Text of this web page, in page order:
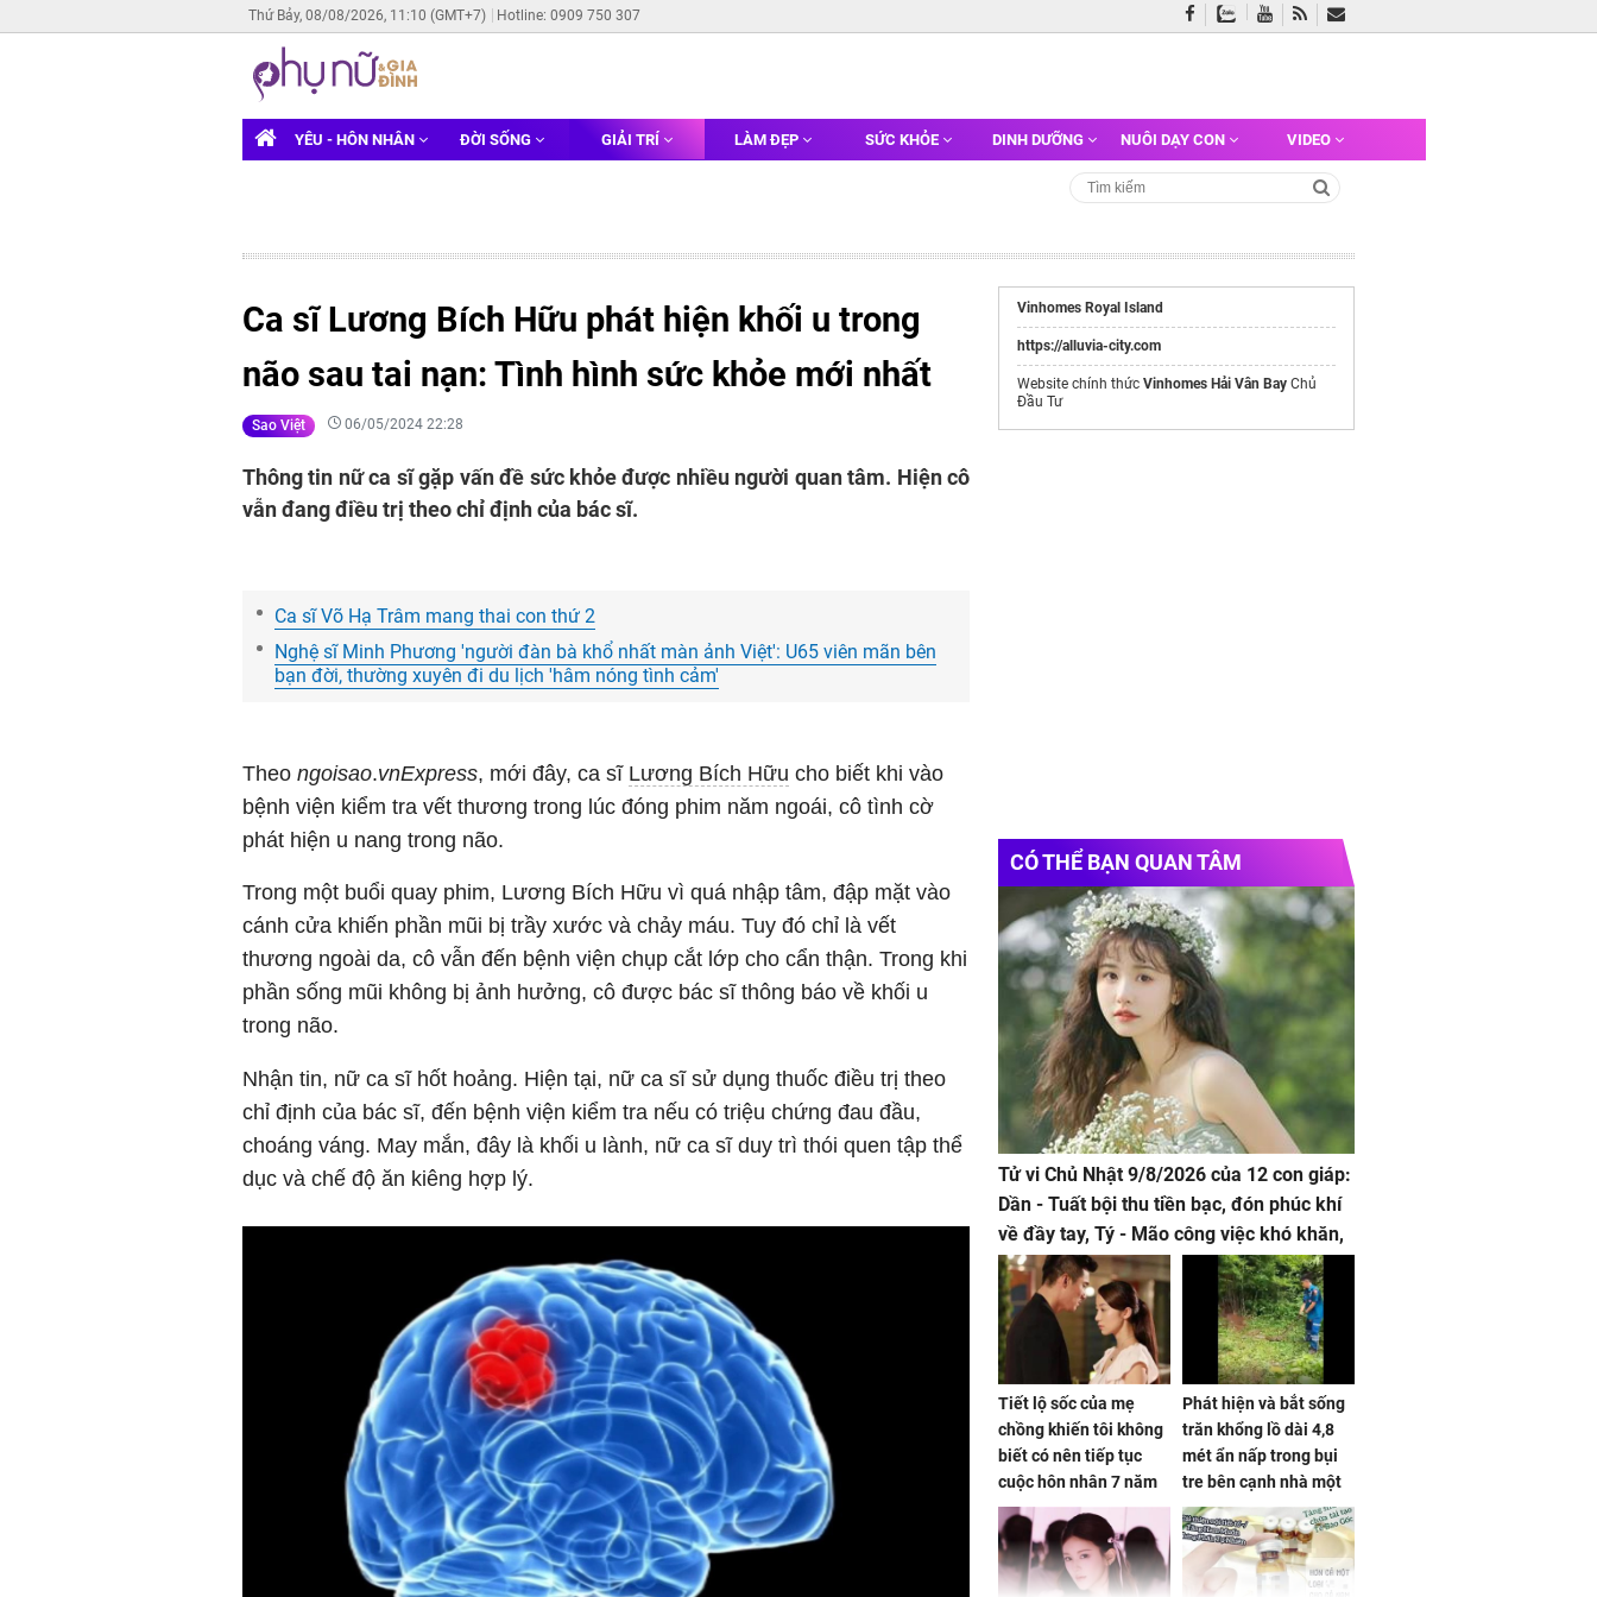
Thứ Bảy, 08/08/2026, 11:10 (GMT+7) Hotline: 0909 750 307
YÊU - HÔN NHÂN ĐỜI SỐNG GIẢI TRÍ LÀM ĐẸP SỨC KHỎE DINH DƯỠNG NUÔI DẠY CON VIDEO
Ca sĩ Lương Bích Hữu phát hiện khối u trong
não sau tai nạn: Tình hình sức khỏe mới nhất
Sao Việt 06/05/2024 22:28
Thông tin nữ ca sĩ gặp vấn đề sức khỏe được nhiều người quan tâm. Hiện cô
vẫn đang điều trị theo chỉ định của bác sĩ.
Ca sĩ Võ Hạ Trâm mang thai con thứ 2
Nghệ sĩ Minh Phương 'người đàn bà khổ nhất màn ảnh Việt': U65 viên mãn bên
bạn đời, thường xuyên đi du lịch 'hâm nóng tình cảm'
Theo ngoisao.vnExpress, mới đây, ca sĩ Lương Bích Hữu cho biết khi vào
bệnh viện kiểm tra vết thương trong lúc đóng phim năm ngoái, cô tình cờ
phát hiện u nang trong não.
Trong một buổi quay phim, Lương Bích Hữu vì quá nhập tâm, đập mặt vào
cánh cửa khiến phần mũi bị trầy xước và chảy máu. Tuy đó chỉ là vết
thương ngoài da, cô vẫn đến bệnh viện chụp cắt lớp cho cẩn thận. Trong khi
phần sống mũi không bị ảnh hưởng, cô được bác sĩ thông báo về khối u
trong não.
Nhận tin, nữ ca sĩ hốt hoảng. Hiện tại, nữ ca sĩ sử dụng thuốc điều trị theo
chỉ định của bác sĩ, đến bệnh viện kiểm tra nếu có triệu chứng đau đầu,
choáng váng. May mắn, đây là khối u lành, nữ ca sĩ duy trì thói quen tập thể
dục và chế độ ăn kiêng hợp lý.
Vinhomes Royal Island
https://alluvia-city.com
Website chính thức Vinhomes Hải Vân Bay Chủ
Đầu Tư
CÓ THỂ BẠN QUAN TÂM
Tử vi Chủ Nhật 9/8/2026 của 12 con giáp:
Dần - Tuất bội thu tiền bạc, đón phúc khí
về đầy tay, Tý - Mão công việc khó khăn,
tiền bạc đội nón ra đi
Tiết lộ sốc của mẹ
chồng khiến tôi không
biết có nên tiếp tục
cuộc hôn nhân 7 năm
nữa hay không
Phát hiện và bắt sống
trăn khổng lồ dài 4,8
mét ẩn nấp trong bụi
tre bên cạnh nhà một
cụ bà